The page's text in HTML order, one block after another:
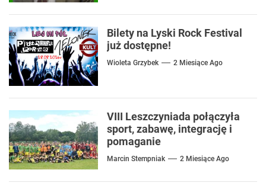
Bilety na Lyski Rock Festival
już dostępne!
Wioleta Grzybek 2 Miesiące Ago
VIII Leszczyniada połączyła
sport, zabawę, integrację i
pomaganie
Marcin Stempniak 2 Miesiące Ago